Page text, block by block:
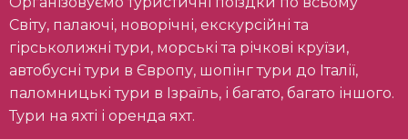
Світу, палаючі, новорічні, екскурсійні та
гірськолижні тури, морські та річкові круїзи,
автобусні тури в Європу, шопінг тури до Італії,
паломницькі тури в Ізраїль, і багато, багато іншого.
Тури на яхті і оренда яхт.